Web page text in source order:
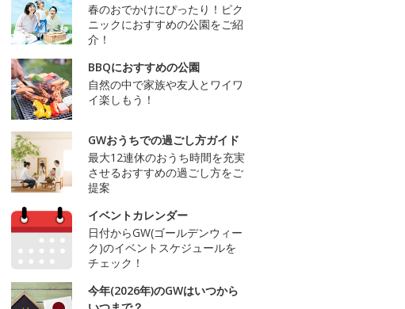
春のおでかけにぴったり！ピク
ニックにおすすめの公園をご紹
介！
BBQにおすすめの公園
自然の中で家族や友人とワイワ
イ楽しもう！
GWおうちでの過ごし方ガイド
最大12連休のおうち時間を充実
させるおすすめの過ごし方をご
提案
イベントカレンダー
日付からGW(ゴールデンウィー
ク)のイベントスケジュールを
チェック！
今年(2026年)のGWはいつから